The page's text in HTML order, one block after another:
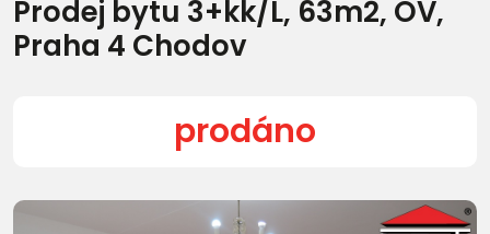
Prodej bytu 3+kk/L, 63m2, OV,
Praha 4 Chodov
prodáno